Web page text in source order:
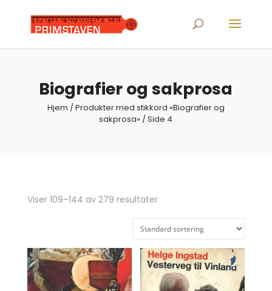
search
Biografier og sakprosa
Hjem /Produkter med stikkord «Biografier og
sakprosa» / Side 4
Viser 109–144 av 279 resultater